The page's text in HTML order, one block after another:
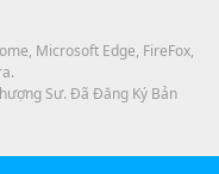
2026-08-05 308Lượt Xem
Những Thói
Microsoft Edge, FireFox,
Sư. Đã Đăng Ký Bản